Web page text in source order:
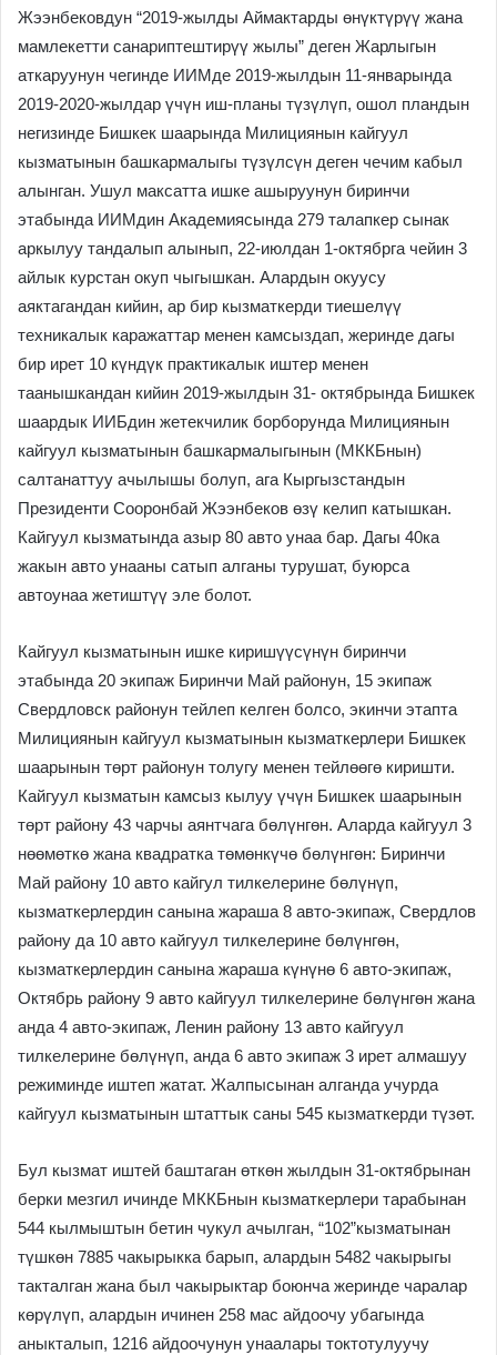
Жээнбековдун “2019-жылды Аймактарды өнүктүрүү жана
мамлекетти санариптештирүү жылы” деген Жарлыгын
аткаруунун чегинде ИИМде 2019-жылдын 11-январында
2019-2020-жылдар үчүн иш-планы түзүлүп, ошол пландын
негизинде Бишкек шаарында Милициянын кайгуул
кызматынын башкармалыгы түзүлсүн деген чечим кабыл
алынган. Ушул максатта ишке ашыруунун биринчи
этабында ИИМдин Академиясында 279 талапкер сынак
аркылуу тандалып алынып, 22-июлдан 1-октябрга чейин 3
айлык курстан окуп чыгышкан. Алардын окуусу
аяктагандан кийин, ар бир кызматкерди тиешелүү
техникалык каражаттар менен камсыздап, жеринде дагы
бир ирет 10 күндүк практикалык иштер менен
таанышкандан кийин 2019-жылдын 31- октябрында Бишкек
шаардык ИИБдин жетекчилик борборунда Милициянын
кайгуул кызматынын башкармалыгынын (МККБнын)
салтанаттуу ачылышы болуп, ага Кыргызстандын
Президенти Сооронбай Жээнбеков өзү келип катышкан.
Кайгуул кызматында азыр 80 авто унаа бар. Дагы 40ка
жакын авто унааны сатып алганы турушат, буюрса
автоунаа жетиштүү эле болот.
Кайгуул кызматынын ишке киришүүсүнүн биринчи
этабында 20 экипаж Биринчи Май районун, 15 экипаж
Свердловск районун тейлеп келген болсо, экинчи этапта
Милициянын кайгуул кызматынын кызматкерлери Бишкек
шаарынын төрт районун толугу менен тейлөөгө киришти.
Кайгуул кызматын камсыз кылуу үчүн Бишкек шаарынын
төрт району 43 чарчы аянтчага бөлүнгөн. Аларда кайгуул 3
нөөмөткө жана квадратка төмөнкүчө бөлүнгөн: Биринчи
Май району 10 авто кайгул тилкелерине бөлүнүп,
кызматкерлердин санына жараша 8 авто-экипаж, Свердлов
району да 10 авто кайгуул тилкелерине бөлүнгөн,
кызматкерлердин санына жараша күнүнө 6 авто-экипаж,
Октябрь району 9 авто кайгуул тилкелерине бөлүнгөн жана
анда 4 авто-экипаж, Ленин району 13 авто кайгуул
тилкелерине бөлүнүп, анда 6 авто экипаж 3 ирет алмашуу
режиминде иштеп жатат. Жалпысынан алганда учурда
кайгуул кызматынын штаттык саны 545 кызматкерди түзөт.
Бул кызмат иштей баштаган өткөн жылдын 31-октябрынан
берки мезгил ичинде МККБнын кызматкерлери тарабынан
544 кылмыштын бетин чукул ачылган, “102”кызматынан
түшкөн 7885 чакырыкка барып, алардын 5482 чакырыгы
такталган жана был чакырыктар боюнча жеринде чаралар
көрүлүп, алардын ичинен 258 мас айдоочу убагында
аныкталып, 1216 айдоочунун унаалары токтотулуучу